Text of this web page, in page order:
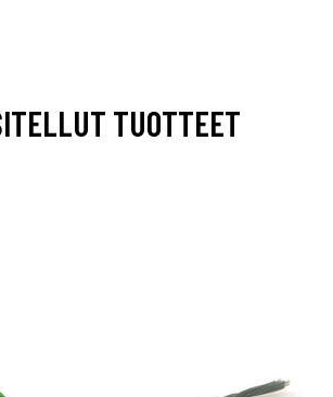
TUOTTEET